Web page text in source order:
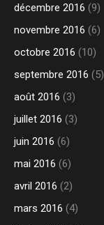
décembre 2016 (9)
novembre 2016 (6)
octobre 2016 (10)
septembre 2016 (5)
août 2016 (3)
juillet 2016 (3)
juin 2016 (6)
mai 2016 (6)
avril 2016 (2)
mars 2016 (4)